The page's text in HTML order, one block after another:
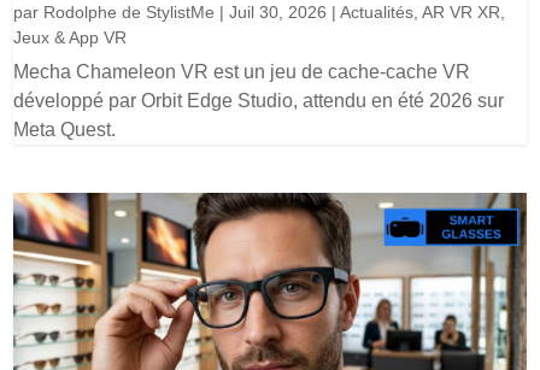
par Rodolphe de StylistMe |Juil 30, 2026 |Actualités ,AR VR XR
Jeux & App VR
Mecha Chameleon VR est un jeu de cache-cache VR
développé par Orbit Edge Studio, attendu en été 2026 sur
Meta Quest.